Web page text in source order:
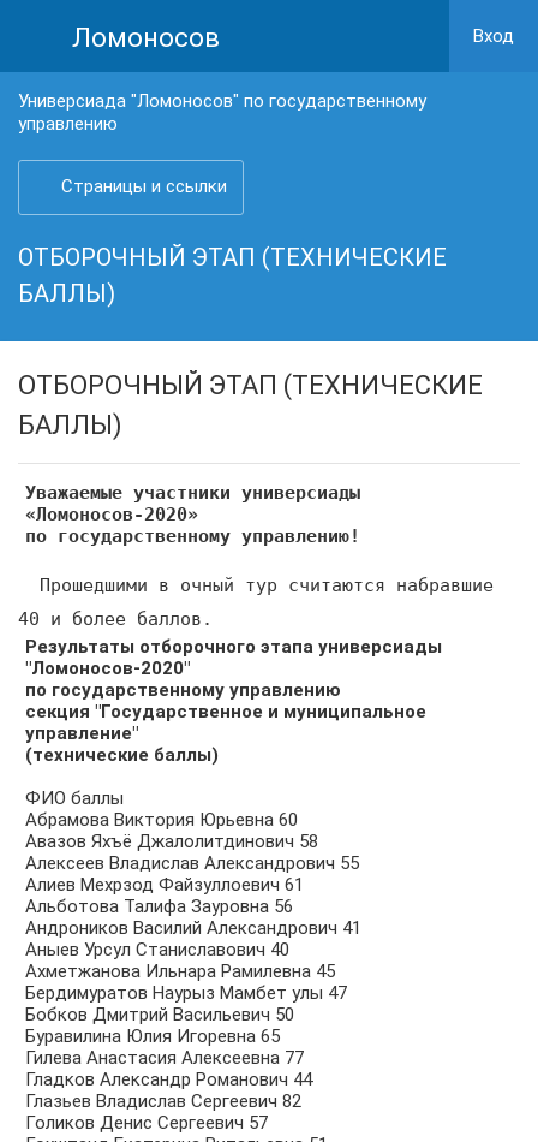
Ломоносов Вход
Универсиада "Ломоносов" по государственному
управлению
Страницы и ссылки
ОТБОРОЧНЫЙ ЭТАП (ТЕХНИЧЕСКИЕ
БАЛЛЫ)
ОТБОРОЧНЫЙ ЭТАП (ТЕХНИЧЕСКИЕ
БАЛЛЫ)
Уважаемые участникиуниверсиады
«Ломоносов-2020»
по государственному управлению!
Прошедшими в очный тур считаются набравшие
40 и более баллов.
Результаты отборочного этапа универсиады
"Ломоносов-2020"
по государственному управлению
секция "Государственное и муниципальное
управление"
(технические баллы)
ФИО баллы
Абрамова Виктория Юрьевна 60
Авазов Яхъё Джалолитдинович 58
Алексеев Владислав Александрович 55
Алиев Мехрзод Файзуллоевич 61
Альботова Талифа Зауровна 56
Андроников Василий Александрович 41
Аныев Урсул Станиславович 40
Ахметжанова Ильнара Рамилевна 45
Бердимуратов Наурыз Мамбет улы 47
Бобков Дмитрий Васильевич 50
Буравилина Юлия Игоревна 65
Гилева Анастасия Алексеевна 77
Гладков Александр Романович 44
Глазьев Владислав Сергеевич 82
Голиков Денис Сергеевич 57